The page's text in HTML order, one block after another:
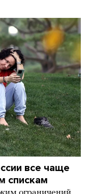
все чаще
спискам